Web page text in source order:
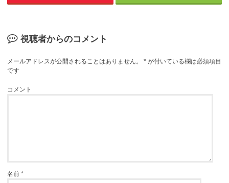
視聴者からのコメント
メールアドレスが公開されることはありません。 * が付いている欄は必須項目
です
コメント
名前*